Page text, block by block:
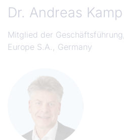
Dr. Andreas Kamp
Mitglied der
Europe S.A., Germany